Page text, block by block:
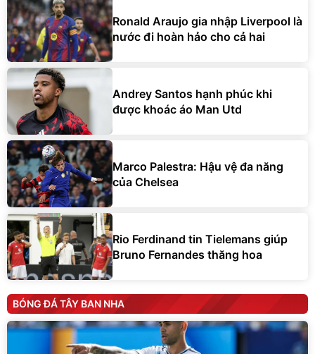
Ronald Araujo gia nhập Liverpool là
nước đi hoàn hảo cho cả hai
Andrey Santos hạnh phúc khi
được khoác áo Man Utd
Marco Palestra: Hậu vệ đa năng
của Chelsea
Rio Ferdinand tin Tielemans giúp
Bruno Fernandes thăng hoa
BÓNG ĐÁ TÂY BAN NHA